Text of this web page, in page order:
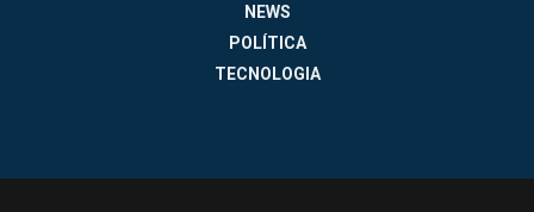
NEWS
POLÍTICA
TECNOLOGIA